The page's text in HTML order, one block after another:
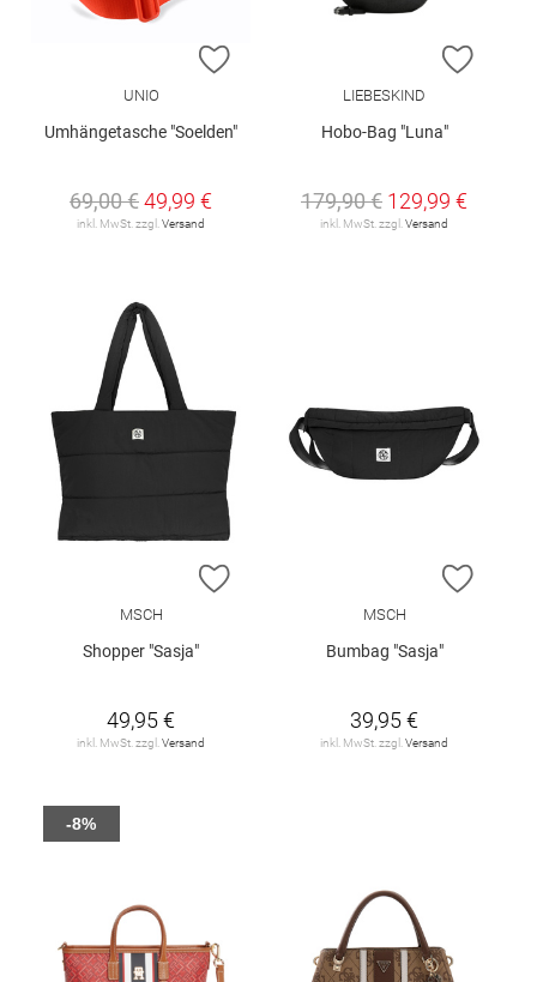
ZUR WUNSCHLISTE HINZUFÜGEN
UNIO
Umhängetasche "Soelden"
69,00 €49,99 €
inkl. MwSt. zzgl. Versand
ZUR
LIEBESKIND
Hobo-Bag "Luna"
179,90 € 129,99 €
inkl. MwSt. zzgl. Versand
ZUR WUNSCHLISTE HINZUFÜGEN
MSCH
Shopper "Sasja"
49,95 €
inkl. MwSt. zzgl. Versand
ZUR
MSCH
Bumbag "Sasja"
39,95 €
inkl. MwSt. zzgl. Versand
-8%